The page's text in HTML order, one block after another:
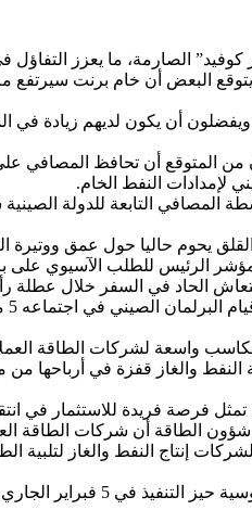
الصارمة، ما يعزز التفاؤل
ويفضلون أن يكون لديهم زيادة
المتوقع أن تحافظ المصافي
لإمدادات النفط الخام.
المصافي التابعة للدولة
لافتين إلى تأكيد أوبك أن القلق يحوم
الرئيس للطلب الآسيوي على
الحاد في السفر خلال عطلة رأس
واسعة لشركات الطاقة
تمثل فرصة فريدة للاستثمار في
الطاقة أن شركات الطاقة
في أوكرانيا حيث رفعت هذه الشركات إنتاج
وأشار إلى أنه مع دخول الجولة الأخيرة من